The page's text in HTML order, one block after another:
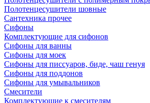
Полотенцесушители шовные
Сантехника прочее
Сифоны
Комплектующие для сифонов
Сифоны для ванны
Сифоны для моек
Сифоны для писсуаров, биде, чаш генуя
Сифоны для поддонов
Сифоны для умывальников
Смесители
Комплектующие к смесителям